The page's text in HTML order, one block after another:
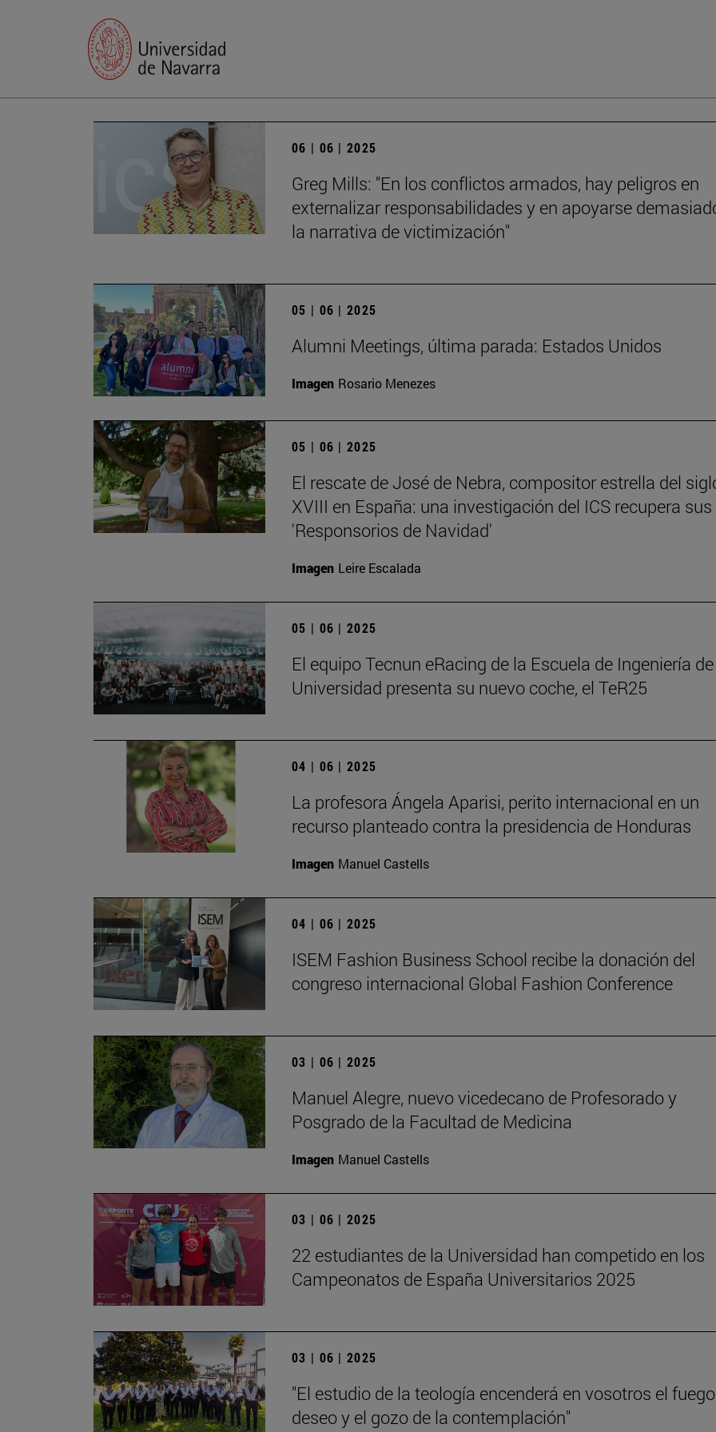
06 | 06 | 2025
Greg Mills: "En los conflictos armados, hay peligros en
externalizar responsabilidades y en apoyarse
la narrativa de victimización"
05 | 06 | 2025
Alumni Meetings, última parada: Estados Unidos
Imagen Rosario Menezes
05 | 06 | 2025
El rescate de José de Nebra, compositor estrella del
XVIII en España: una investigación del ICS recupera sus
'Responsorios de Navidad'
Imagen Leire Escalada
05 | 06 | 2025
El equipo Tecnun eRacing de la Escuela de Ingeniería
Universidad presenta su nuevo coche, el TeR25
04 | 06 | 2025
La profesora Ángela Aparisi, perito internacional en un
recurso planteado contra la presidencia de Honduras
Imagen Manuel Castells
04 | 06 | 2025
ISEM Fashion Business School recibe la donación del
congreso internacional Global Fashion Conference
03 | 06 | 2025
Manuel Alegre, nuevo vicedecano de Profesorado y
Posgrado de la Facultad de Medicina
Imagen Manuel Castells
03 | 06 | 2025
22 estudiantes de la Universidad han competido en los
Campeonatos de España Universitarios 2025
03 | 06 | 2025
"El estudio de la teología encenderá en vosotros el
deseo y el gozo de la contemplación"